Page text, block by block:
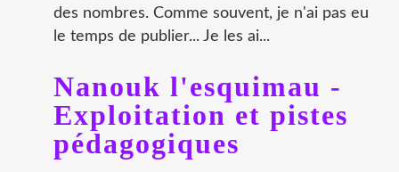
des nombres. Comme souvent, je n'ai pas eu
le temps de publier... Je les ai...
Nanouk l'esquimau -
Exploitation et pistes
pédagogiques